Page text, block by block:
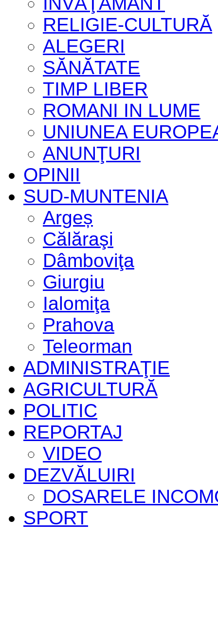
RELIGIE-CULTURĂ
ALEGERI
SĂNĂTATE
TIMP LIBER
ROMANI IN LUME
UNIUNEA
ANUNŢURI
OPINII
SUD-MUNTENIA
Argeș
Călăraşi
Dâmboviţa
Giurgiu
Ialomiţa
Prahova
Teleorman
ADMINISTRAŢIE
AGRICULTURĂ
POLITIC
REPORTAJ
VIDEO
DEZVĂLUIRI
DOSARELE
SPORT